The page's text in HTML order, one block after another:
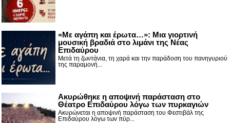
«Με αγάπη και έρωτα…»: Μια γιορτινή
μουσική βραδιά στο λιμάνι της Νέας
Επιδαύρου
Μετά τη ζωντάνια, τη χαρά και την παράδοση του πανηγυριού
της παραμονή...
Ακυρώθηκε η αποψινή παράσταση στο
Θέατρο Επιδαύρου λόγω των πυρκαγιών
Ακυρώνεται η αποψινή παράσταση του Φεστιβάλ της
Επιδαύρου λόγω των πύρ...